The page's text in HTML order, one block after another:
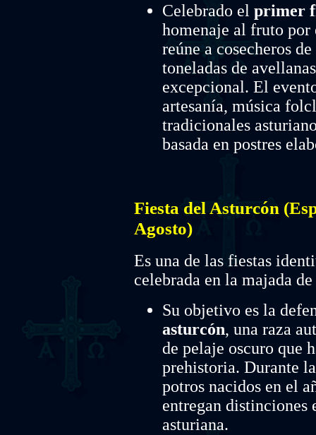
Celebrado el primer
homenaje al fruto
reúne a cosecheros
toneladas de
excepcional. El
artesanía, música
tradicionales
basada en postres
Fiesta del Asturcón
Agosto)
Es una de las fiestas
celebrada en la majada
Su objetivo es la
asturcón, una raza
de pelaje oscuro que
prehistoria. Durante
potros nacidos en el
entregan distinciones
asturiana.